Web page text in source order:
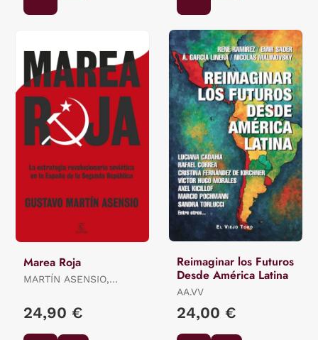
Marea Roja
MARTÍN ASENSIO,
24,90 €
Reimaginar los Futuros
Desde América Latina
AA.VV
24,00 €